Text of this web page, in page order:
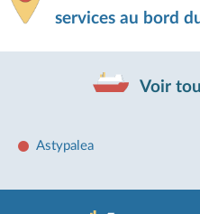
services au bord
Voir
Astypalea